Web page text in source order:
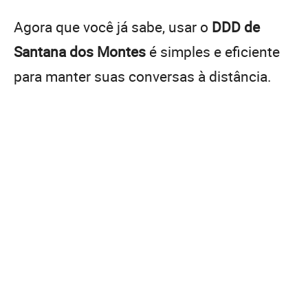
Agora que você já sabe, usar o DDD de
Santana dos Montes é simples e eficiente
para manter suas conversas à distância.